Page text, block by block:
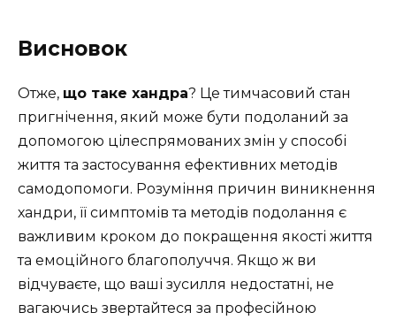
Висновок
Отже, що таке хандра? Це тимчасовий стан
пригнічення, який може бути подоланий за
допомогою цілеспрямованих змін у способі
життя та застосування ефективних методів
самодопомоги. Розуміння причин виникнення
хандри, її симптомів та методів подолання є
важливим кроком до покращення якості життя
та емоційного благополуччя. Якщо ж ви
відчуваєте, що ваші зусилля недостатні, не
вагаючись звертайтеся за професійною